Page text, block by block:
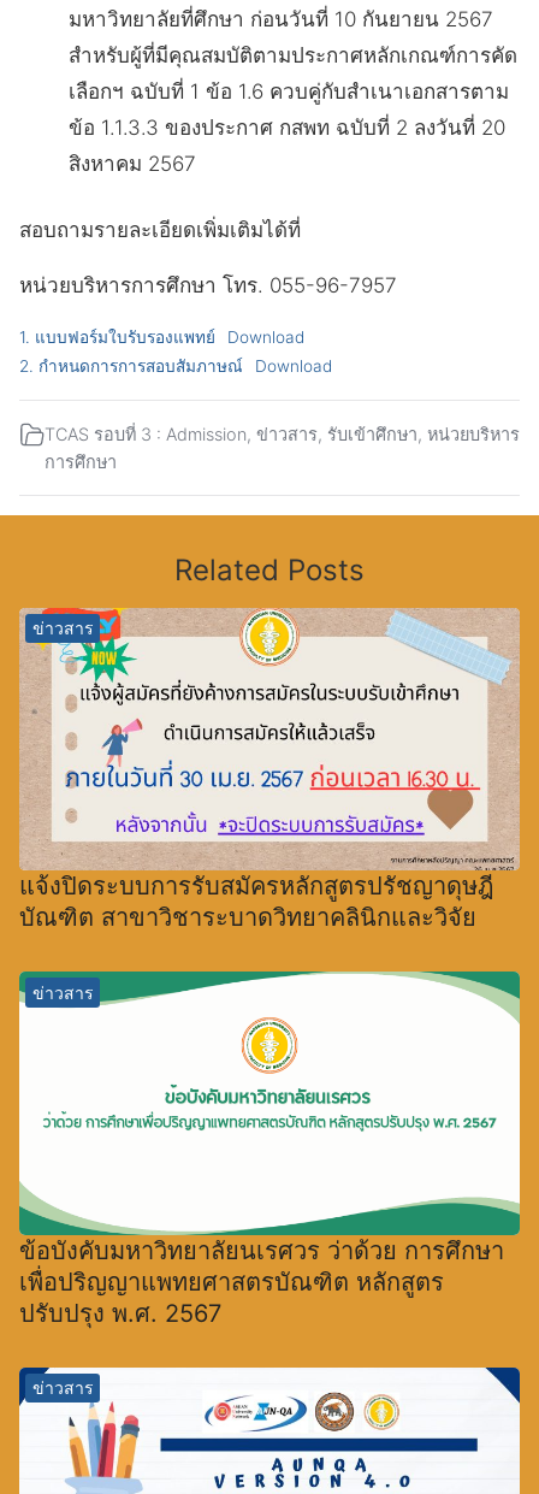
มหาวิทยาลัยที่ศึกษา ก่อนวันที่ 10 กันยายน 2567
สำหรับผู้ที่มีคุณสมบัติตามประกาศหลักเกณฑ์การคัด
เลือกฯ ฉบับที่ 1 ข้อ 1.6 ควบคู่กับสำเนาเอกสารตาม
ข้อ 1.1.3.3 ของประกาศ กสพท ฉบับที่ 2 ลงวันที่ 20
สิงหาคม 2567
สอบถามรายละเอียดเพิ่มเติมได้ที่
หน่วยบริหารการศึกษา โทร. 055-96-7957
1. แบบฟอร์มใบรับรองแพทย์
Download
2. กำหนดการการสอบสัมภาษณ์
Download
TCAS รอบที่ 3 : Admission, ข่าวสาร, รับเข้าศึกษา, หน่วยบริหาร
การศึกษา
Related Posts
ข่าวสาร
แจ้งปิดระบบการรับสมัครหลักสูตรปรัชญาดุษฎี
บัณฑิต สาขาวิชาระบาดวิทยาคลินิกและวิจัย
ข่าวสาร
ข้อบังคับมหาวิทยาลัยนเรศวร ว่าด้วย การศึกษา
เพื่อปริญญาแพทยศาสตรบัณฑิต หลักสูตร
ปรับปรุง พ.ศ. 2567
ข่าวสาร